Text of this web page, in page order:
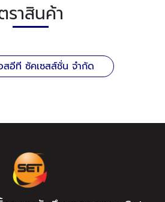
ราสินค้า
สอีที ซัคเซสส์ชั่น จำกัด